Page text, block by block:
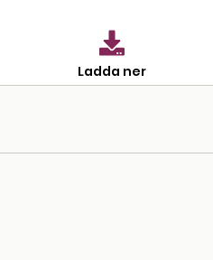
Ladda ner